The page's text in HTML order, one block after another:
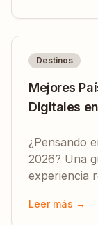
volumen de
Destinos
Mejores
Digitales
¿Pensando
2026? Una
experiencia
costes,
Leer más →